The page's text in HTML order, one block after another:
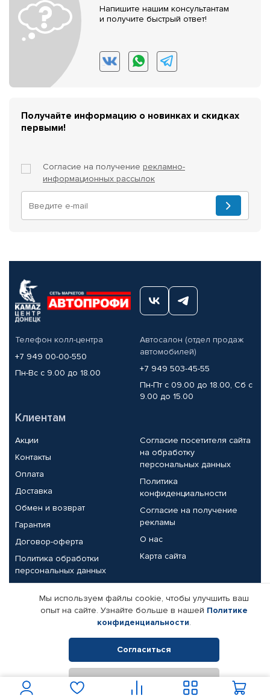
Напишите нашим консультантам
и получите быстрый ответ!
Получайте информацию о новинках и скидках
первыми!
Согласие на получение рекламно-
информационных рассылок
Телефон колл-центра
+7 949 00-00-550
Пн-Вс с 9.00 до 18.00
Автосалон (отдел продаж
автомобилей)
+7 949 503-45-55
Пн-Пт с 09.00 до 18.00, Сб с
9.00 до 15.00
Клиентам
Акции
Контакты
Оплата
Доставка
Обмен и возврат
Гарантия
Договор-оферта
Политика обработки
персональных данных
Согласие посетителя сайта
на обработку
персональных данных
Политика
конфиденциальности
Согласие на получение
рекламы
О нас
Карта сайта
Партнерам
Корпоративным клиентам
Поставщикам
Реквизиты компании
© КАМАЗ ЦЕНТР ДОНЕЦК, 2015-2026. Все права защищены.
Интернет-магазин автомобильных товаров Автопрофи.
Мы используем файлы cookie, чтобы улучшить ваш
опыт на сайте. Узнайте больше в нашей Политике
конфиденциальности.
Согласиться
Отклонить